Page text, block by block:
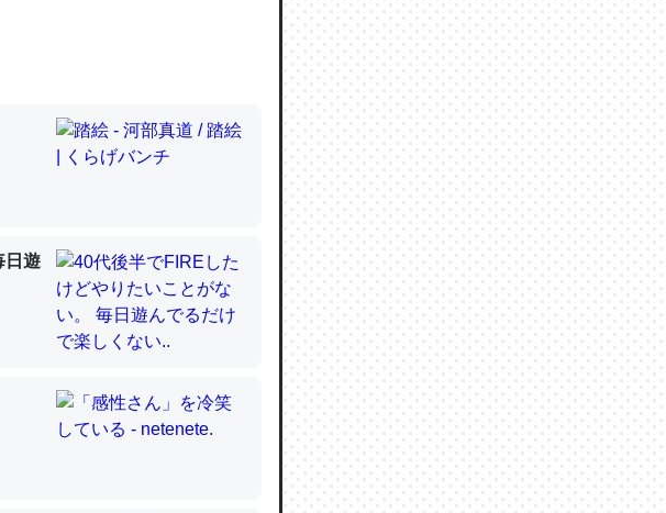
らい。小説でいう「ずっと前
量。進化すればするほど分かり
いのか」に関する新仮説
利だから両方が拮抗してるので
グモ）はカルシウムを使わずキ
日遊